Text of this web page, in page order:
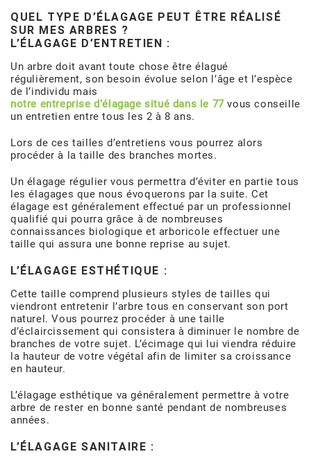
QUEL TYPE D’ÉLAGAGE PEUT ÊTRE RÉALISÉ
SUR MES ARBRES ?
L’ÉLAGAGE D’ENTRETIEN :
Un arbre doit avant toute chose être élagué
régulièrement, son besoin évolue selon l’âge et l’espèce
de l’individu mais
notre entreprise d’élagage situé dans le 77vous conseille
un entretien entre tous les 2 à 8 ans.
Lors de ces tailles d’entretiens vous pourrez alors
procéder à la taille des branches mortes.
Un élagage régulier vous permettra d’éviter en partie tous
les élagages que nous évoquerons par la suite. Cet
élagage est généralement effectué par un professionnel
qualifié qui pourra grâce à de nombreuses
connaissances biologique et arboricole effectuer une
taille qui assura une bonne reprise au sujet.
L’ÉLAGAGE ESTHÉTIQUE :
Cette taille comprend plusieurs styles de tailles qui
viendront entretenir l’arbre tous en conservant son port
naturel. Vous pourrez procéder à une taille
d’éclaircissement qui consistera à diminuer le nombre de
branches de votre sujet. L’écimage qui lui viendra réduire
la hauteur de votre végétal afin de limiter sa croissance
en hauteur.
L’élagage esthétique va généralement permettre à votre
arbre de rester en bonne santé pendant de nombreuses
années.
L’ÉLAGAGE SANITAIRE :